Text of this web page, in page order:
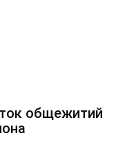
общежитий